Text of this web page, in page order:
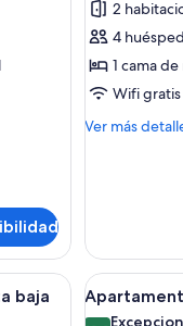
2
2
4
1 cama
Wifi gratis
Ver más
Más
con cama, una silla,
baja
Abrir
todas
8